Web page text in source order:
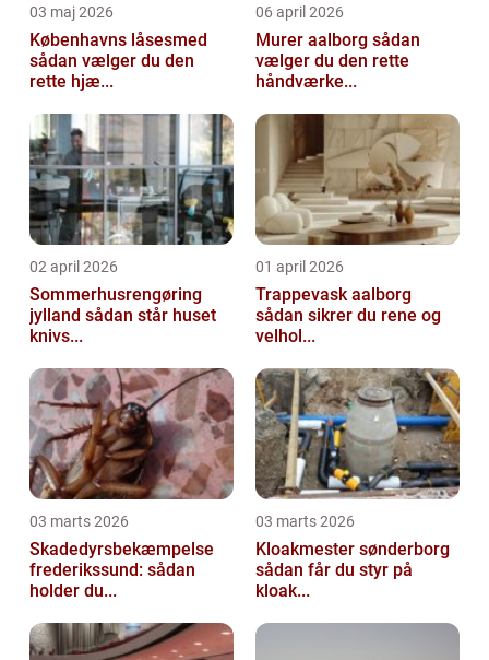
03 maj 2026
Københavns låsesmed
sådan vælger du den
rette hjæ...
06 april 2026
Murer aalborg sådan
vælger du den rette
håndværke...
02 april 2026
Sommerhusrengøring
jylland sådan står huset
knivs...
01 april 2026
Trappevask aalborg
sådan sikrer du rene og
velhol...
03 marts 2026
Skadedyrsbekæmpelse
frederikssund: sådan
holder du...
03 marts 2026
Kloakmester sønderborg
sådan får du styr på
kloak...